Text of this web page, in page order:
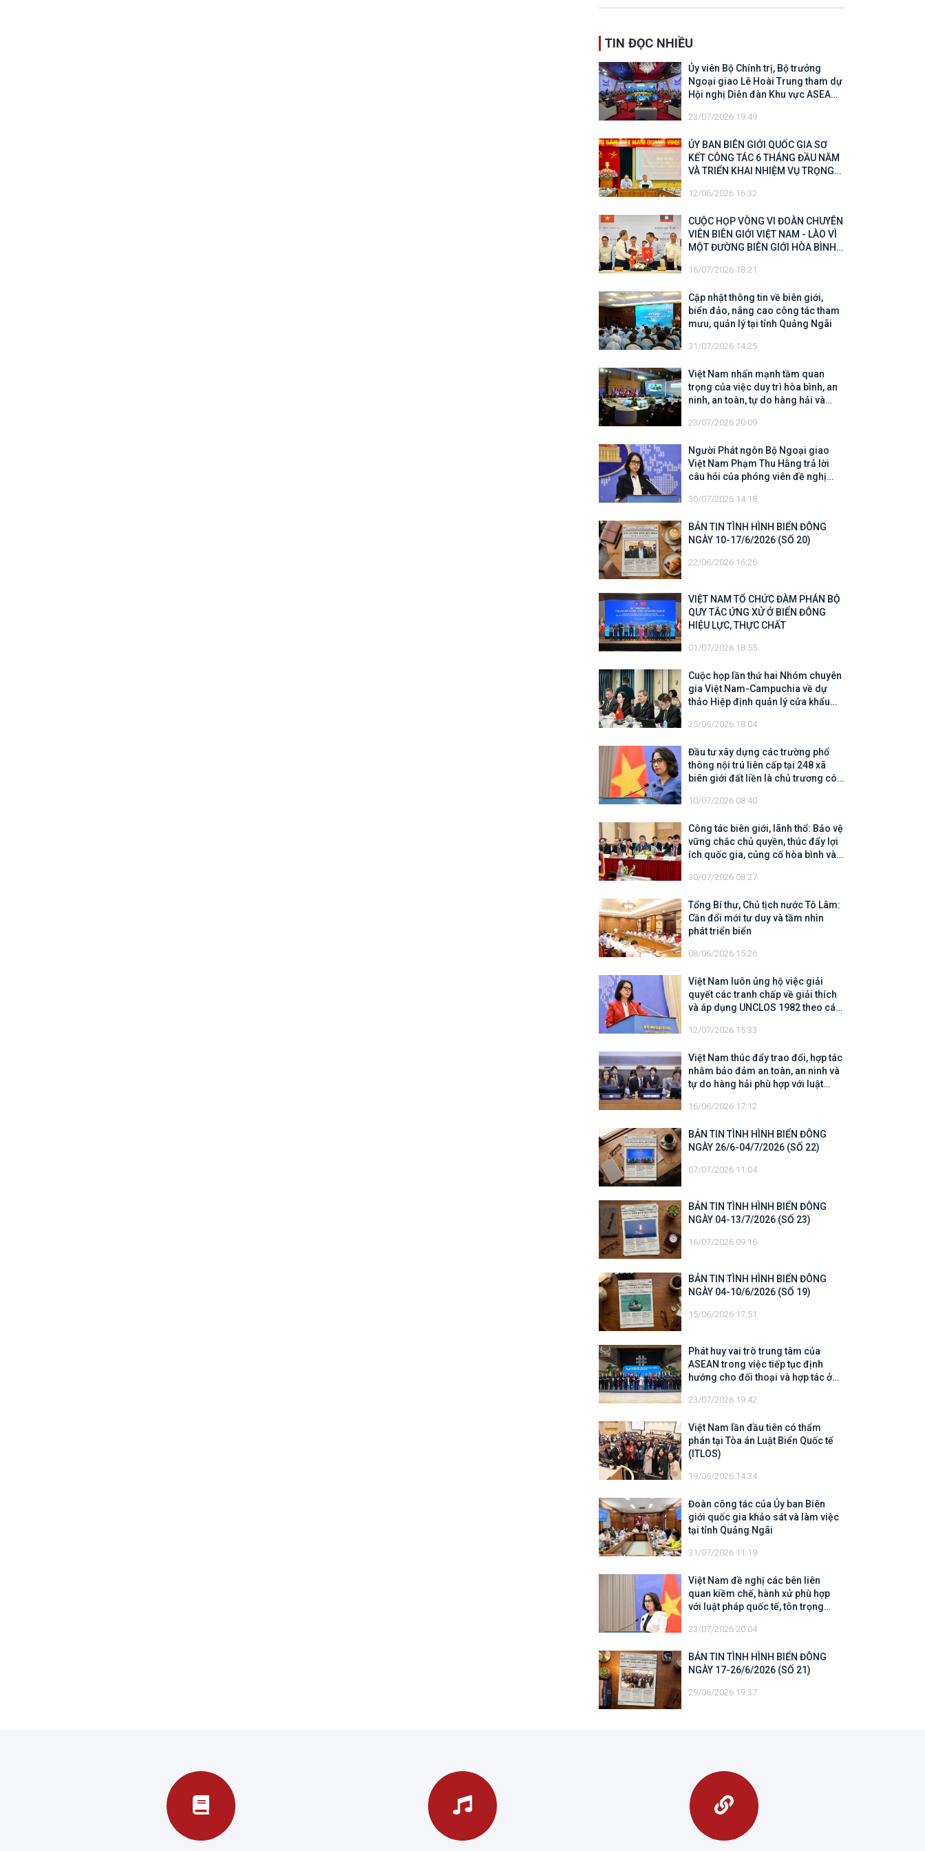
TIN ĐỌC NHIỀU
Ủy viên Bộ Chính trị, Bộ trưởng
Ngoại giao Lê Hoài Trung tham dự
Hội nghị Diễn đàn Khu vực ASEAN
23/07/2026 19:49
ỦY BAN BIÊN GIỚI QUỐC GIA SƠ
KẾT CÔNG TÁC 6 THÁNG ĐẦU NĂM
VÀ TRIỂN KHAI NHIỆM VỤ TRỌNG
12/06/2026 16:32
CUỘC HỌP VÒNG VI ĐOÀN CHUYÊN
VIÊN BIÊN GIỚI VIỆT NAM - LÀO VÌ
MỘT ĐƯỜNG BIÊN GIỚI HÒA BÌNH,
16/07/2026 18:21
Cập nhật thông tin về biên giới,
biển đảo, nâng cao công tác tham
mưu, quản lý tại tỉnh Quảng Ngãi
31/07/2026 14:25
Việt Nam nhấn mạnh tầm quan
trọng của việc duy trì hòa bình, an
ninh, an toàn, tự do hàng hải và
23/07/2026 20:09
Người Phát ngôn Bộ Ngoại giao
Việt Nam Phạm Thu Hằng trả lời
câu hỏi của phóng viên đề nghị
kiếm, cứu hộ các thuyền viên Việt
30/07/2026 14:18
BẢN TIN TÌNH HÌNH BIỂN ĐÔNG
NGÀY 10-17/6/2026 (SỐ 20)
22/06/2026 16:26
VIỆT NAM TỔ CHỨC ĐÀM PHÁN BỘ
QUY TẮC ỨNG XỬ Ở BIỂN ĐÔNG
HIỆU LỰC, THỰC CHẤT
01/07/2026 18:55
Cuộc họp lần thứ hai Nhóm chuyên
gia Việt Nam-Campuchia về dự
thảo Hiệp định quản lý cửa khẩu
25/06/2026 18:04
Đầu tư xây dựng các trường phổ
thông nội trú liên cấp tại 248 xã
biên giới đất liền là chủ trương có
văn sâu sắc
10/07/2026 08:40
Công tác biên giới, lãnh thổ: Bảo vệ
vững chắc chủ quyền, thúc đẩy lợi
ích quốc gia, củng cố hòa bình và
triển
30/07/2026 08:27
Tổng Bí thư, Chủ tịch nước Tô Lâm:
Cần đổi mới tư duy và tầm nhìn
phát triển biển
08/06/2026 15:26
Việt Nam luôn ủng hộ việc giải
quyết các tranh chấp về giải thích
và áp dụng UNCLOS 1982 theo các
12/07/2026 15:33
Việt Nam thúc đẩy trao đổi, hợp tác
nhằm bảo đảm an toàn, an ninh và
tự do hàng hải phù hợp với luật
16/06/2026 17:12
BẢN TIN TÌNH HÌNH BIỂN ĐÔNG
NGÀY 26/6-04/7/2026 (SỐ 22)
07/07/2026 11:04
BẢN TIN TÌNH HÌNH BIỂN ĐÔNG
NGÀY 04-13/7/2026 (SỐ 23)
16/07/2026 09:16
BẢN TIN TÌNH HÌNH BIỂN ĐÔNG
NGÀY 04-10/6/2026 (SỐ 19)
15/06/2026 17:51
Phát huy vai trò trung tâm của
ASEAN trong việc tiếp tục định
hướng cho đối thoại và hợp tác ở
23/07/2026 19:42
Việt Nam lần đầu tiên có thẩm
phán tại Tòa án Luật Biển Quốc tế
(ITLOS)
19/06/2026 14:34
Đoàn công tác của Ủy ban Biên
giới quốc gia khảo sát và làm việc
tại tỉnh Quảng Ngãi
31/07/2026 11:19
Việt Nam đề nghị các bên liên
quan kiềm chế, hành xử phù hợp
với luật pháp quốc tế, tôn trọng
đối với vùng đặc quyền kinh tế và
23/07/2026 20:04
BẢN TIN TÌNH HÌNH BIỂN ĐÔNG
NGÀY 17-26/6/2026 (SỐ 21)
29/06/2026 19:37